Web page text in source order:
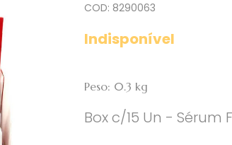
COD: 8290063
Indisponível
Peso: 0.3 kg
Box c/15 Un -